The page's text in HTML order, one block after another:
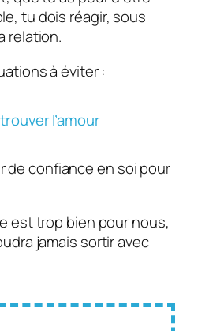
tu dois réagir, sous
relation.
à éviter :
l’amour
de confiance en soi pour
est trop bien pour nous,
jamais sortir avec